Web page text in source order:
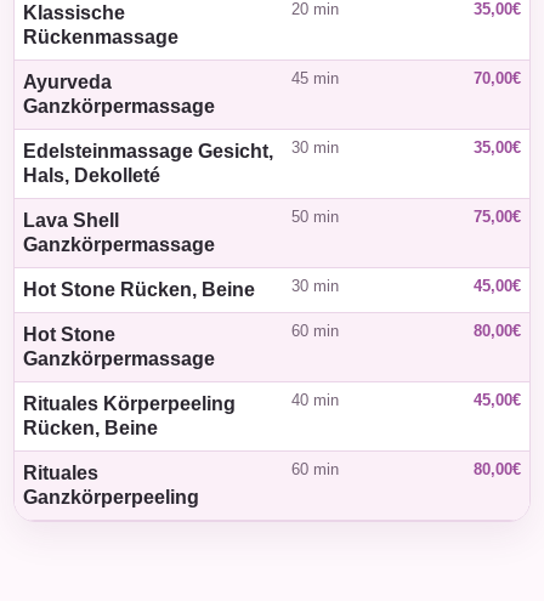
Klassische
Rückenmassage
20 min 35,00€
Ayurveda
Ganzkörpermassage
45 min 70,00€
Edelsteinmassage Gesicht,
Hals, Dekolleté
30 min 35,00€
Lava Shell
Ganzkörpermassage
50 min 75,00€
Hot Stone Rücken, Beine 30 min 45,00€
Hot Stone
Ganzkörpermassage
60 min 80,00€
Rituales Körperpeeling
Rücken, Beine
40 min 45,00€
Rituales
Ganzkörperpeeling
60 min 80,00€